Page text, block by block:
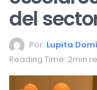
del
Por: Lupita
Reading Time: 2min